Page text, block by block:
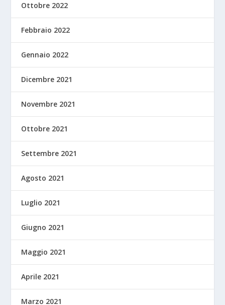
Ottobre 2022
Febbraio 2022
Gennaio 2022
Dicembre 2021
Novembre 2021
Ottobre 2021
Settembre 2021
Agosto 2021
Luglio 2021
Giugno 2021
Maggio 2021
Aprile 2021
Marzo 2021